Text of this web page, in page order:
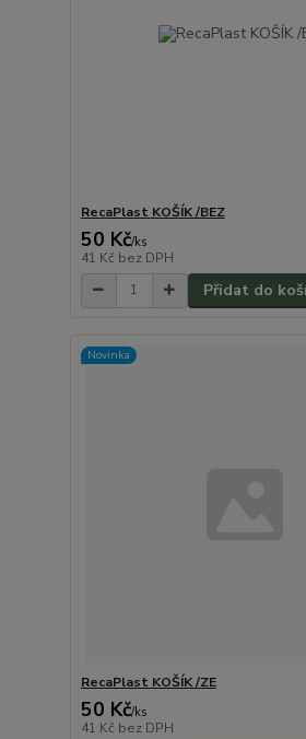
RecaPlast KOŠÍK /BEZ
50 Kč/ks
41 Kč bez DPH
Přidat do
Novinka
RecaPlast KOŠÍK /ZE
50 Kč/ks
41 Kč bez DPH